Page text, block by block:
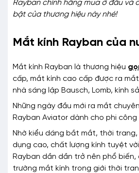
Rayban chính hãng mua ở đâu và
bật của thương hiệu này nhé!
Mắt kính Rayban của
Mắt kính Rayban là thương hiệu
cấp, mắt kính cao cấp được ra mắt
nhà sáng lập Bausch, Lomb, kính
Những ngày đầu mới ra mắt
Rayban Aviator dành cho phi công
Nhờ kiểu dáng bắt mắt, thời
dụng cao, chất lượng kính tuyệt
Rayban dần dần trở nên phổ biến,
trường mắt kính trong giới thời